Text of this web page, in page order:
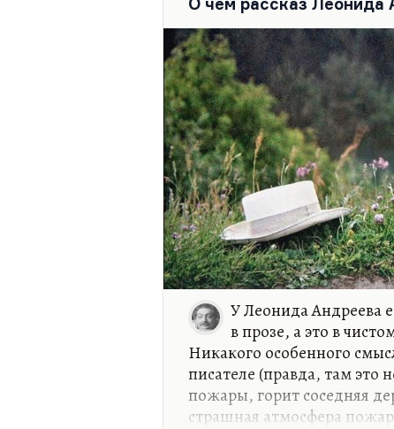
колледже в теме «Тюрьма,
У Леонида Андреева
в прозе, а это в
Никакого особенного
писателе (правда, там
пожары, горит соседняя
страшная атмосфера